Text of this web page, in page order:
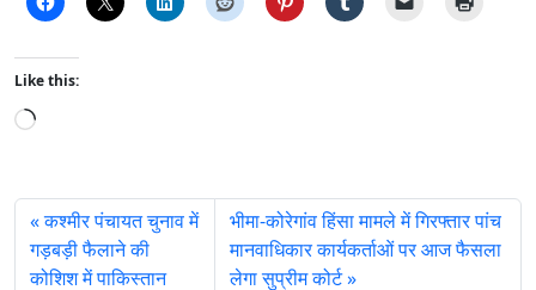
Like this:
L
d
i
n
कश्मीर पंचायत चुनाव में
गड़बड़ी फैलाने की
कोशिश में पाकिस्तान
भीमा-कोरेगांव हिंसा मामले में गिरफ्तार पांच
मानवाधिकार कार्यकर्ताओं पर आज फैसला
लेगा सुप्रीम कोर्ट